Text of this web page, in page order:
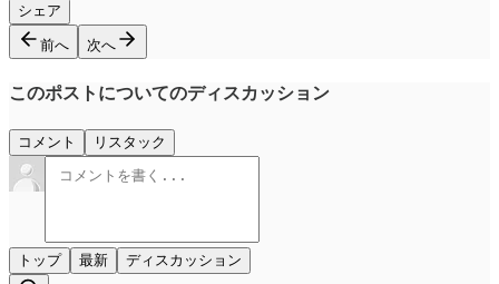
シェア
前へ 次へ
このポストについてのディスカッション
コメント リスタック
トップ 最新 ディスカッション